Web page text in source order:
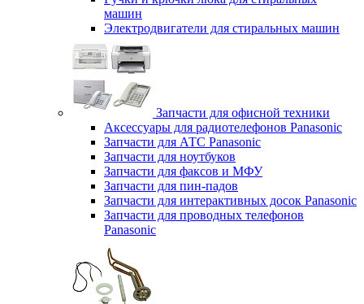
машин
Электродвигатели для стиральных машин
Запчасти для офисной техники
Аксессуары для радиотелефонов Panasonic
Запчасти для АТС Panasonic
Запчасти для ноутбуков
Запчасти для факсов и МФУ
Запчасти для пин-падов
Запчасти для интерактивных досок Panasonic
Запчасти для проводных телефонов
Panasonic